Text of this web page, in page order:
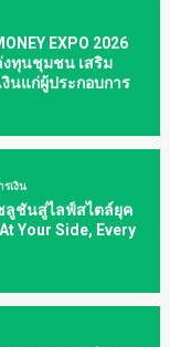
EXPO 2026
งทุนชุมชน เสริม
งินแก่ผู้ประกอบการ
รเงิน
ลูชันสู่ไลฟ์สไตล์ยุค
Your Side, Every